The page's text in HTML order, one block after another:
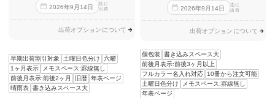
2026年9 月 14日
迄に
出荷
出荷オプションについて
早期出荷割引対象 土曜日色分け
六曜
1ヶ月表示
メモスペース:罫線無し
前後月表示:前後2ヶ月
旧暦 年表ページ
晴雨表 書き込みスペース大
2026年9 月14日
迄に
出荷
出荷オプションについて
個包装
書き込みスペース大
前後月表示:前後3ヶ月以上
フルカラー名入れ対応 10冊から注文可能
土曜日色分け
メモスペース:罫線無し
年表ページ